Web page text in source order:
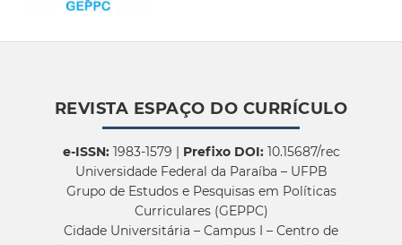
REVISTA ESPAÇO DO CURRÍCULO
e-ISSN:1983-1579 | Prefixo DOI:10.15687/rec
Universidade Federal da Paraíba – UFPB
Grupo de Estudos e Pesquisas em Políticas
Curriculares (GEPPC)
Cidade Universitária – Campus I – Centro de